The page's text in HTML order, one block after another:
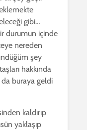
gibi…
durumun içinde
nereden
şey
hakkında
buraya geldi
kaldırıp
yaklaşıp